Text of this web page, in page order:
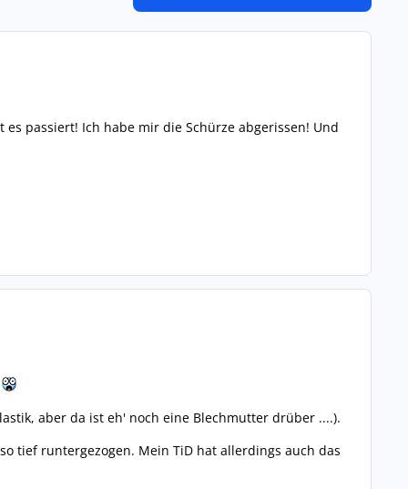
passiert! Ich habe mir die Schürze abgerissen! Und
aber da ist eh' noch eine Blechmutter drüber ....).
tief runtergezogen. Mein TiD hat allerdings auch das